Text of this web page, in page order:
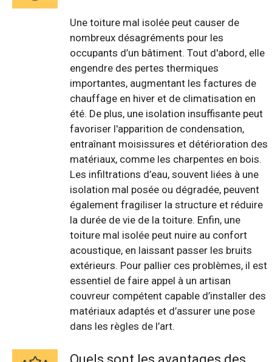
Une toiture mal isolée peut causer de
nombreux désagréments pour les
occupants d’un bâtiment. Tout d'abord, elle
engendre des pertes thermiques
importantes, augmentant les factures de
chauffage en hiver et de climatisation en
été. De plus, une isolation insuffisante peut
favoriser l'apparition de condensation,
entraînant moisissures et détérioration des
matériaux, comme les charpentes en bois.
Les infiltrations d’eau, souvent liées à une
isolation mal posée ou dégradée, peuvent
également fragiliser la structure et réduire
la durée de vie de la toiture. Enfin, une
toiture mal isolée peut nuire au confort
acoustique, en laissant passer les bruits
extérieurs. Pour pallier ces problèmes, il est
essentiel de faire appel à un artisan
couvreur compétent capable d’installer des
matériaux adaptés et d’assurer une pose
dans les règles de l’art.